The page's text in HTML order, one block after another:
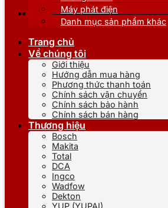
Máy phát điện
Danh mục sản phẩm khác
Trang chủ
Về chúng tôi
Giới thiệu
Hướng dẫn mua hàng
Phương thức thanh toán
Chính sách vận chuyển
Chính sách bảo hành
Chính sách bán hàng
Thương hiệu
Bosch
Makita
Total
DCA
Ingco
Wadfow
Dekton
YUP (YUPAI)